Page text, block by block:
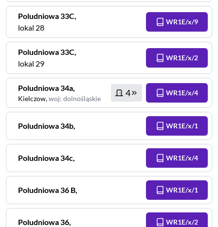
Poludniowa33C,
lokal 28
WR1E/x/9
Poludniowa33C,
lokal 29
WR1E/x/2
Poludniowa34a,
Kielczow,woj: dolnośląskie
4 WR1E/x/4
Poludniowa34b, WR1E/x/1
Poludniowa34c, WR1E/x/4
Poludniowa36 B, WR1E/x/1
Poludniowa36, WR1E/x/2